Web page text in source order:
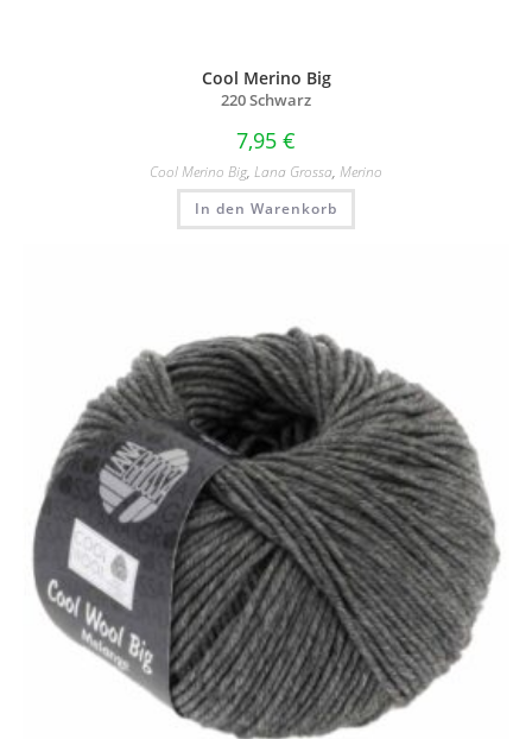
Cool Merino Big
220 Schwarz
7,95 €
Cool Merino Big, Lana Grossa, Merino
In den Warenkorb